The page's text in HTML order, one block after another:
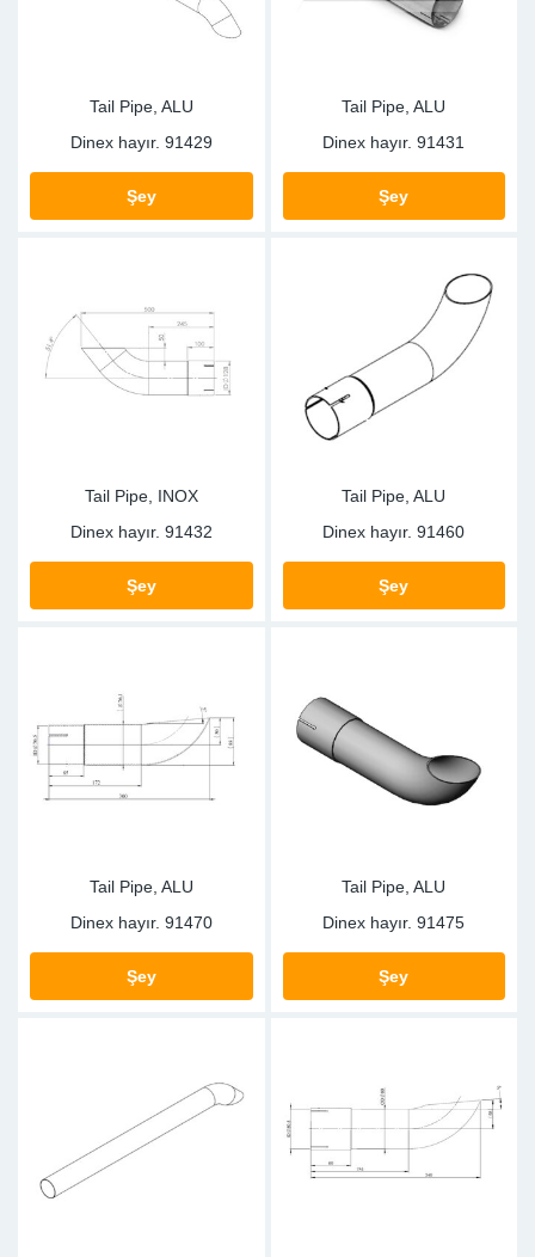
Tail Pipe, ALU
Dinex hayır. 91429
Şey
Tail Pipe, ALU
Dinex hayır. 91431
Şey
Tail Pipe, INOX
Dinex hayır. 91432
Şey
Tail Pipe, ALU
Dinex hayır. 91460
Şey
Tail Pipe, ALU
Dinex hayır. 91470
Şey
Tail Pipe, ALU
Dinex hayır. 91475
Şey